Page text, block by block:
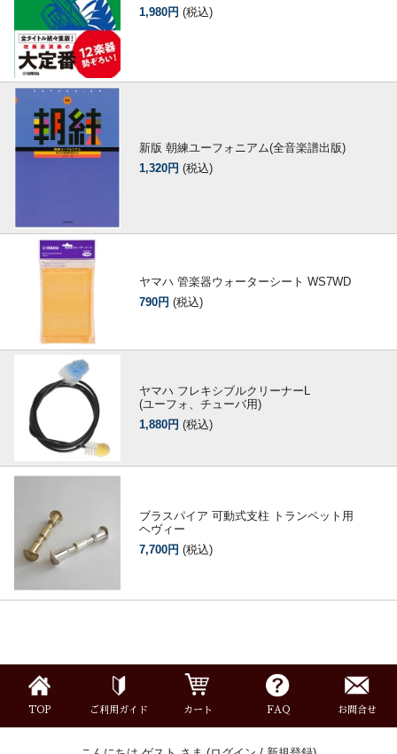
1,980円 (税込)
新版 朝練ユーフォニアム(全音楽譜出版)
1,320円 (税込)
ヤマハ 管楽器ウォーターシート WS7WD
790円 (税込)
ヤマハ フレキシブルクリーナーL
(ユーフォ、チューバ用)
1,880円 (税込)
ブラスパイア 可動式支柱 トランペット用
ヘヴィー
7,700円 (税込)
TOP ご利用ガイド カート FAQ お問合せ